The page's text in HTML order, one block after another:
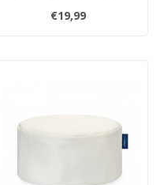
Audio 6.5”
plafondluidsprekers. Ov..
€19,99